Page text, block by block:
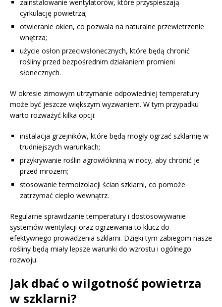
zainstalowanie wentylatorów, które przyspieszają
cyrkulację powietrza;
otwieranie okien, co pozwala na naturalne przewietrzenie
wnętrza;
użycie osłon przeciwsłonecznych, które będą chronić
rośliny przed bezpośrednim działaniem promieni
słonecznych.
W okresie zimowym utrzymanie odpowiedniej temperatury
może być jeszcze większym wyzwaniem. W tym przypadku
warto rozważyć kilka opcji:
instalacja grzejników, które będą mogły ogrzać szklarnię w
trudniejszych warunkach;
przykrywanie roślin agrowłókniną w nocy, aby chronić je
przed mrozem;
stosowanie termoizolacji ścian szklarni, co pomoże
zatrzymać ciepło wewnątrz.
Regularne sprawdzanie temperatury i dostosowywanie
systemów wentylacji oraz ogrzewania to klucz do
efektywnego prowadzenia szklarni. Dzięki tym zabiegom nasze
rośliny będą miały lepsze warunki do wzrostu i ogólnego
rozwoju.
Jak dbać o wilgotność powietrza
w szklarni?